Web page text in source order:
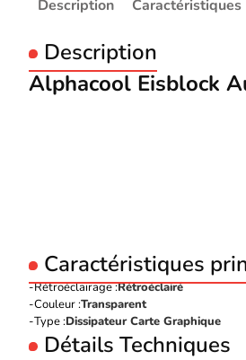
Description Caractéristiques
Description
Alphacool Eisblock
Caractéristiques
Rétroéclairage :Rétroéclairé
Couleur :Transparent
Type :Dissipateur Carte Graphique
Détails Techniques